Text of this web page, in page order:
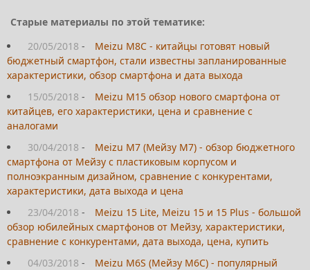
Старые материалы по этой тематике:
20/05/2018 -
Meizu M8C - китайцы готовят новый
бюджетный смартфон, стали известны запланированные
характеристики, обзор смартфона и дата выхода
15/05/2018 -
Meizu M15 обзор нового смартфона от
китайцев, его характеристики, цена и сравнение с
аналогами
30/04/2018 -
Meizu M7 (Мейзу М7) - обзор бюджетного
смартфона от Мейзу с пластиковым корпусом и
полноэкранным дизайном, сравнение с конкурентами,
характеристики, дата выхода и цена
23/04/2018 -
Meizu 15 Lite, Meizu 15 и 15 Plus - большой
обзор юбилейных смартфонов от Мейзу, характеристики,
сравнение с конкурентами, дата выхода, цена, купить
04/03/2018 - Meizu M6S (Мейзу М6С) - популярный